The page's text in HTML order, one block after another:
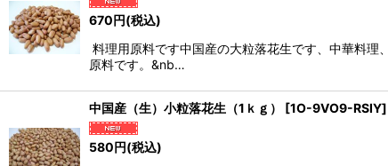
670円(税込)
料理用原料です中国産の大粒落花生です、中華料
原料です。&nb…
中国産（生）小粒落花生（1ｋｇ） [1O-9VO9-RSIY]
580円(税込)